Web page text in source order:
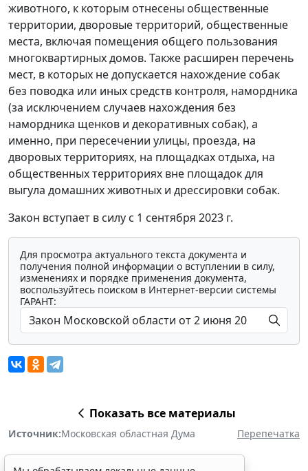
животного, к которым отнесены общественные
территории, дворовые территорий, общественные
места, включая помещения общего пользования
многоквартирных домов. Также расширен перечень
мест, в которых не допускается нахождение собак
без поводка или иных средств контроля, намордника
(за исключением случаев нахождения без
намордника щенков и декоративных собак), а
именно, при пересечении улицы, проезда, на
дворовых территориях, на площадках отдыха, на
общественных территориях вне площадок для
выгула домашних животных и дрессировки собак.
Закон вступает в силу с 1 сентября 2023 г.
Для просмотра актуального текста документа и
получения полной информации о вступлении в силу,
изменениях и порядке применения документа,
воспользуйтесь поиском в Интернет-версии системы
ГАРАНТ:
Показать все материалы
Источник:Московская областная Дума Перепечатка